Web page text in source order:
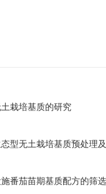
栽培基质的研究
型无土栽培基质预处理
番茄苗期基质配方的筛选